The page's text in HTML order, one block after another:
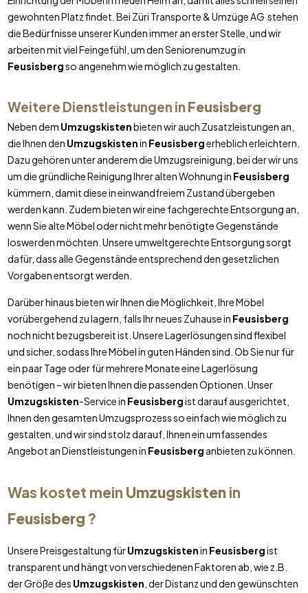
gewohnten Platz findet. Bei Züri Transporte & Umzüge AG stehen
die Bedürfnisse unserer Kunden immer an erster Stelle, und wir
arbeiten mit viel Feingefühl, um den Seniorenumzug in
Feusisbergso angenehm wie möglich zu gestalten.
Weitere Dienstleistungen in Feusisberg
Neben dem Umzugskistenbieten wir auch Zusatzleistungen an,
die Ihnen den Umzugskistenin Feusisbergerheblich erleichtern.
Dazu gehören unter anderem die Umzugsreinigung, bei der wir uns
um die gründliche Reinigung Ihrer alten Wohnung in Feusisberg
kümmern, damit diese in einwandfreiem Zustand übergeben
werden kann. Zudem bieten wir eine fachgerechte Entsorgung an,
wenn Sie alte Möbel oder nicht mehr benötigte Gegenstände
loswerden möchten. Unsere umweltgerechte Entsorgung sorgt
dafür, dass alle Gegenstände entsprechend den gesetzlichen
Vorgaben entsorgt werden.
Darüber hinaus bieten wir Ihnen die Möglichkeit, Ihre Möbel
vorübergehend zu lagern, falls Ihr neues Zuhause in Feusisberg
noch nicht bezugsbereit ist. Unsere Lagerlösungen sind flexibel
und sicher, sodass Ihre Möbel in guten Händen sind. Ob Sie nur für
ein paar Tage oder für mehrere Monate eine Lagerlösung
benötigen – wir bieten Ihnen die passenden Optionen. Unser
Umzugskisten-Service in Feusisbergist darauf ausgerichtet,
Ihnen den gesamten Umzugsprozess so einfach wie möglich zu
gestalten, und wir sind stolz darauf, Ihnen ein umfassendes
Angebot an Dienstleistungen in Feusisberg anbieten zu können.
Was kostet mein Umzugskistenin
Feusisberg ?
Unsere Preisgestaltung fürUmzugskistenin Feusisbergist
transparent und hängt von verschiedenen Faktoren ab, wie z.B.
der Größe des Umzugskisten , der Distanz und den gewünschten